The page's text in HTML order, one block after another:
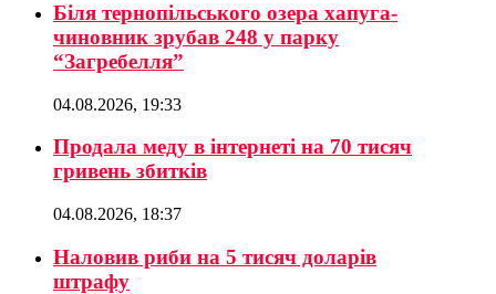
Біля тернопільського озера хапуга-
чиновник зрубав 248 у парку
“Загребелля”
04.08.2026, 19:33
Продала меду в інтернеті на 70 тисяч
гривень збитків
04.08.2026, 18:37
Наловив риби на 5 тисяч доларів
штрафу